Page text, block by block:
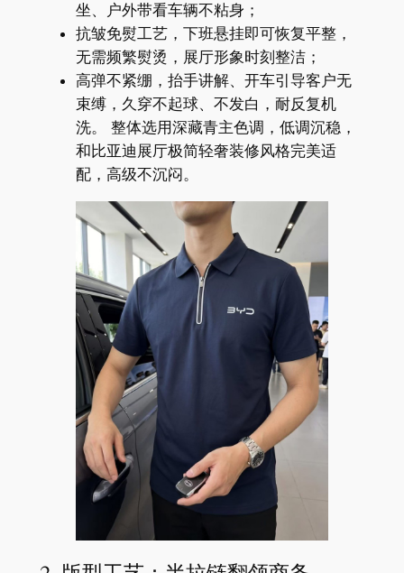
坐、户外带看车辆不粘身；
抗皱免熨工艺，下班悬挂即可恢复平整，
无需频繁熨烫，展厅形象时刻整洁；
高弹不紧绷，抬手讲解、开车引导客户无
束缚，久穿不起球、不发白，耐反复机
洗。 整体选用深藏青主色调，低调沉稳，
和比亚迪展厅极简轻奢装修风格完美适
配，高级不沉闷。